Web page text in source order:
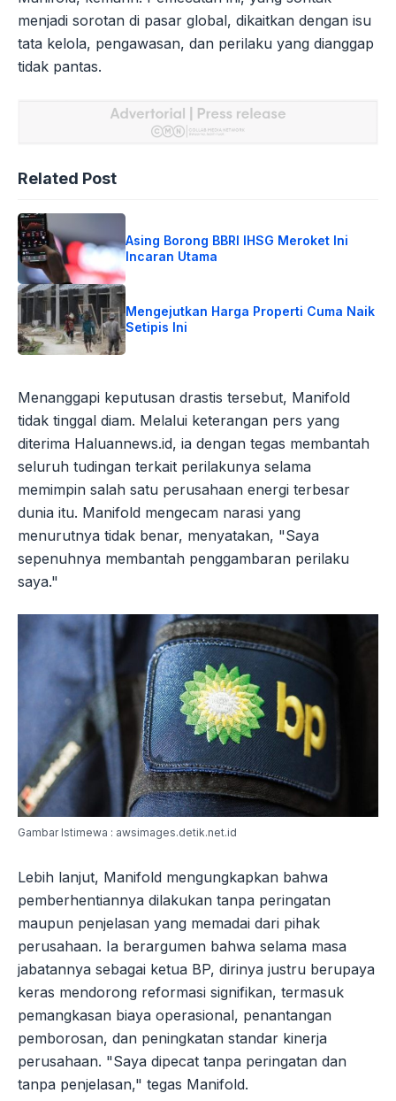
menjadi sorotan di pasar global, dikaitkan dengan isu
tata kelola, pengawasan, dan perilaku yang dianggap
tidak pantas.
Related Post
Asing Borong BBRI IHSG Meroket Ini
Incaran Utama
Mengejutkan Harga Properti Cuma Naik
Setipis Ini
Menanggapi keputusan drastis tersebut, Manifold
tidak tinggal diam. Melalui keterangan pers yang
diterima Haluannews.id, ia dengan tegas membantah
seluruh tudingan terkait perilakunya selama
memimpin salah satu perusahaan energi terbesar
dunia itu. Manifold mengecam narasi yang
menurutnya tidak benar, menyatakan, "Saya
sepenuhnya membantah penggambaran perilaku
saya."
Gambar Istimewa : awsimages.detik.net.id
Lebih lanjut, Manifold mengungkapkan bahwa
pemberhentiannya dilakukan tanpa peringatan
maupun penjelasan yang memadai dari pihak
perusahaan. Ia berargumen bahwa selama masa
jabatannya sebagai ketua BP, dirinya justru berupaya
keras mendorong reformasi signifikan, termasuk
pemangkasan biaya operasional, penantangan
pemborosan, dan peningkatan standar kinerja
perusahaan. "Saya dipecat tanpa peringatan dan
tanpa penjelasan," tegas Manifold.